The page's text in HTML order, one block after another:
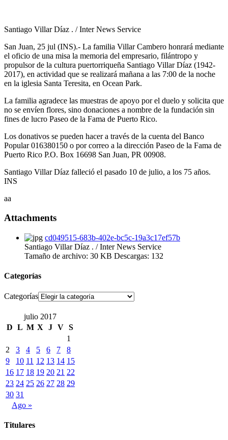
Santiago Villar Díaz . / Inter News Service
San Juan, 25 jul (INS).- La familia Villar Cambero honrará mediante
el oficio de una misa la memoria del empresario, filántropo y
propulsor de la cultura puertorriqueña Santiago Villar Díaz (1942-
2017), en actividad que se realizará mañana a las 7:00 de la noche
en la iglesia Santa Teresita, en Ocean Park.
La familia agradece las muestras de apoyo por el duelo y solicita que
no se envíen flores, sino donaciones a nombre de la fundación sin
fines de lucro Paseo de la Fama de Puerto Rico.
Los donativos se pueden hacer a través de la cuenta del Banco
Popular 016380150 o por correo a la dirección Paseo de la Fama de
Puerto Rico P.O. Box 16698 San Juan, PR 00908.
Santiago Villar Díaz falleció el pasado 10 de julio, a los 75 años.
INS
aa
Attachments
cd049515-683b-402e-bc5c-19a3c17ef57b
Santiago Villar Díaz . / Inter News Service
Tamaño de archivo: 30 KB Descargas: 132
Categorías
Categorías
julio 2017
D L M X J V S
1
2
3 4 5 6 7
8
9
10 11 12 13 14 15
16 17 18 19 20 21 22
23 24 25 26 27 28 29
30 31
Ago »
Titulares